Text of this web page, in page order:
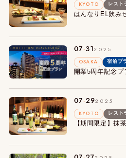
KYOTO
レスト
はんなりEL飲み
07.312025
OSAKA
宿泊プ
開業5周年記念プ
07.292025
KYOTO
レスト
【期間限定】抹